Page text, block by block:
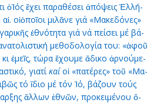
ὁἸ­ός ἔ­χει πα­ρα­θέ­σει ἀ­πό­ψεις Ἑλ­λή­
οἱὁ­ποῖ­οι μι­λᾶ­νε γιά «Μα­κε­δό­νες»
ἐ­θνό­τη­τα γιά νά πεί­σει μέ βά­
με­θο­δο­λο­γί­α του: «ἀ­φοῦ
ἐ­μεῖς, τώ­ρα ἔ­χου­με ἄ­δι­κο ἀρ­νού­με­
για­τί καίοἱ «πα­τέ­ρες» τοῦ «Μα­
τό ἴ­διο μέ τόν Ἰ­ό, βά­ζουν τούς
ἄλ­λων ἐ­θνῶν, προ­κει­μέ­νου ὅ­